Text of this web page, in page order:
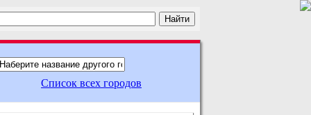
Список всех городов